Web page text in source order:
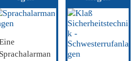
Sprachalarman